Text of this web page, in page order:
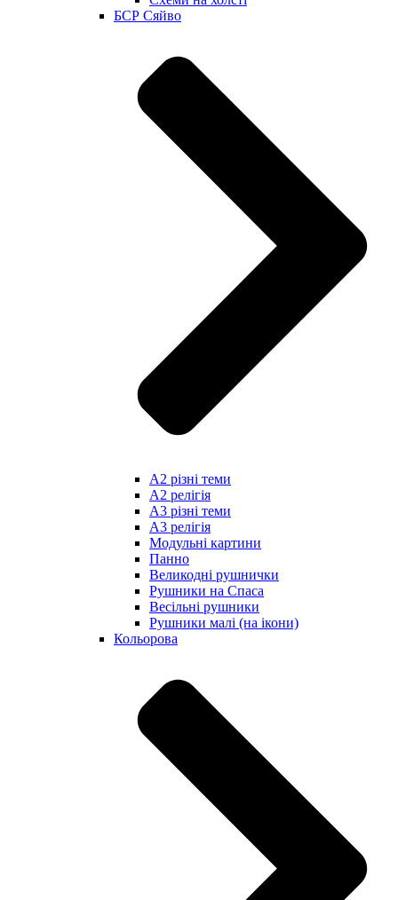
БСР Сяйво
А2 різні теми
А2 релігія
А3 різні теми
А3 релігія
Модульні картини
Панно
Великодні рушнички
Рушники на Спаса
Весільні рушники
Рушники малі (на ікони)
Кольорова